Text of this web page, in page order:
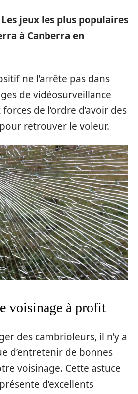
Les jeux les plus populaires
à Canberra en
ne l’arrête pas dans
de vidéosurveillance
de l’ordre d’avoir des
retrouver le voleur.
voisinage à profit
des cambrioleurs, il n’y a
d’entretenir de bonnes
voisinage. Cette astuce
d’excellents